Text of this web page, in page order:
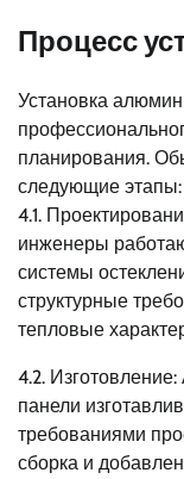
Процесс
Установка
планирования.
следующие этапы:
4.1.
инженеры
системы
структурные
тепловые
4.2.
панели
требованиями
сборка и